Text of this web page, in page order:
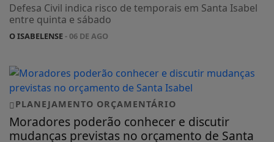
Defesa Civil indica risco de temporais em Santa Isabel
entre quinta e sábado
O ISABELENSE- 06 DE AGO
PLANEJAMENTO ORÇAMENTÁRIO
Moradores poderão conhecer e discutir
mudanças previstas no orçamento de Santa